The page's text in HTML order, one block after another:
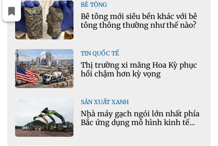
BÊ TÔNG
Bê tông mới siêu bền khác với bê
tông thông thường như thế nào?
TIN QUỐC TẾ
Thị trường xi măng Hoa Kỳ phục
hồi chậm hơn kỳ vọng
SẢN XUẤT XANH
Nhà máy gạch ngói lớn nhất phía
Bắc ứng dụng mô hình kinh tế